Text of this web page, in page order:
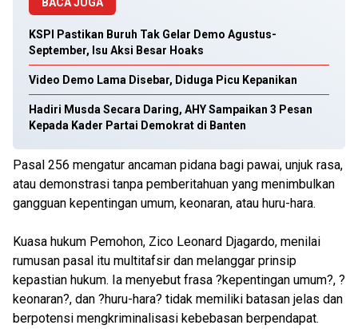
KSPI Pastikan Buruh Tak Gelar Demo Agustus-
September, Isu Aksi Besar Hoaks
Video Demo Lama Disebar, Diduga Picu Kepanikan
Hadiri Musda Secara Daring, AHY Sampaikan 3 Pesan
Kepada Kader Partai Demokrat di Banten
Pasal 256 mengatur ancaman pidana bagi pawai, unjuk rasa,
atau demonstrasi tanpa pemberitahuan yang menimbulkan
gangguan kepentingan umum, keonaran, atau huru-hara.
Kuasa hukum Pemohon, Zico Leonard Djagardo, menilai
rumusan pasal itu multitafsir dan melanggar prinsip
kepastian hukum. Ia menyebut frasa ?kepentingan umum?, ?
keonaran?, dan ?huru-hara? tidak memiliki batasan jelas dan
berpotensi mengkriminalisasi kebebasan berpendapat.